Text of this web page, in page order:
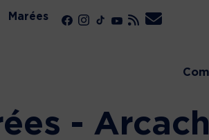
Marées
-